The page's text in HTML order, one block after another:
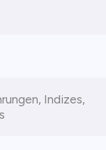
Indizes,